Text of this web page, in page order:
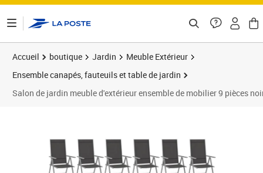
Accueil boutique Jardin
Meuble Extérieur
Ensemble canapés, fauteuils et table de jardin
Salon de jardin meuble d'extérieur ensemble de mobilier 9 pièces